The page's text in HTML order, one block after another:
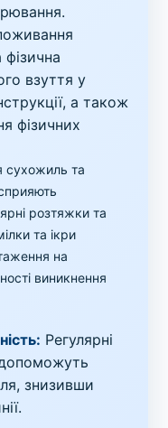
взуття у
а також
фізичних
та
розтяжки та
та ікри
на
виникнення
Регулярні
знизивши